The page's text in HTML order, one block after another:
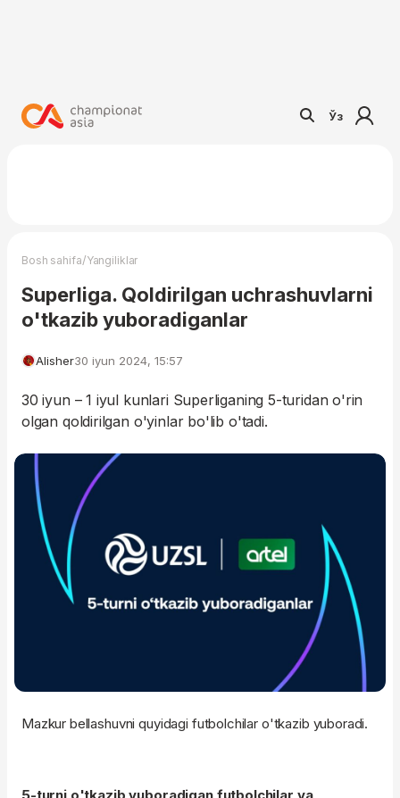
Ўз
Bosh sahifa/Yangiliklar
Superliga. Qoldirilgan uchrashuvlarni
o'tkazib yuboradiganlar
Alisher30 iyun 2024, 15:57
30 iyun – 1 iyul kunlari Superliganing 5-turidan o'rin
olgan qoldirilgan o'yinlar bo'lib o'tadi.
Mazkur bellashuvni quyidagi futbolchilar o'tkazib yuboradi.
5-turni o'tkazib yuboradigan futbolchilar va